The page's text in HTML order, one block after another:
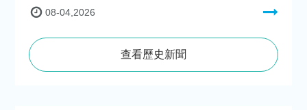
08-04,2026
查看歷史新聞